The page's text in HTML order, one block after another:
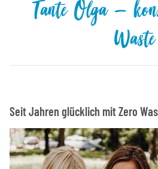
Tante Olga –
Waste
Seit Jahren glücklich mit Zero